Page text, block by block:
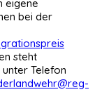
eigene
bei der
steht
Telefon